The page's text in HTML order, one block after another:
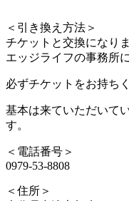
＜引き換え方法＞
チケットと交換になりま
エッジライフの事務所
必ずチケットをお持ち
基本は来ていただいて
す。
＜電話番号＞
0979-53-8808
＜住所＞